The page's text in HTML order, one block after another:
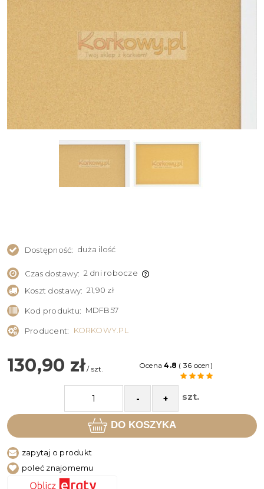
Dostępność: duża ilość
Czas dostawy: 2 dni robocze
Koszt dostawy: 21,90 zł
Kod produktu: MDFB57
Producent: KORKOWY.PL
130,90 zł/ szt. Ocena4.8 ( 36 ocen)
- + szt.
DO KOSZYKA
zapytaj o produkt
poleć znajomemu